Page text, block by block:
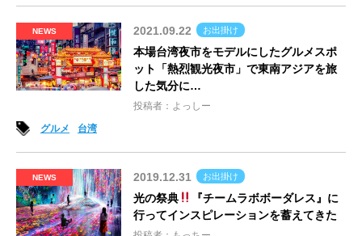
NEWS 2021.09.22 お出掛け
本場台湾夜市をモデルにしたグルメスポ
ット「熱烈観光夜市」で東南アジアを旅
した気分に…
投稿者：よっしー
グルメ
台湾
NEWS 2019.12.31 お出掛け
光の祭典
『チームラボボーダレス』に
行ってインスピレーションを蓄えてきた